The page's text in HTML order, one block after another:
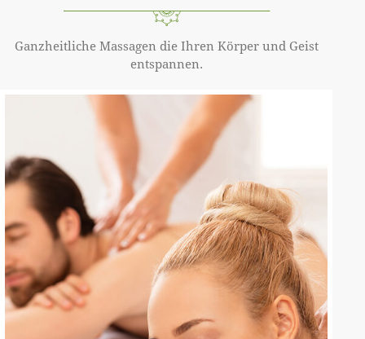
Ganzheitliche Massagen die Ihren Körper und Geist
entspannen.